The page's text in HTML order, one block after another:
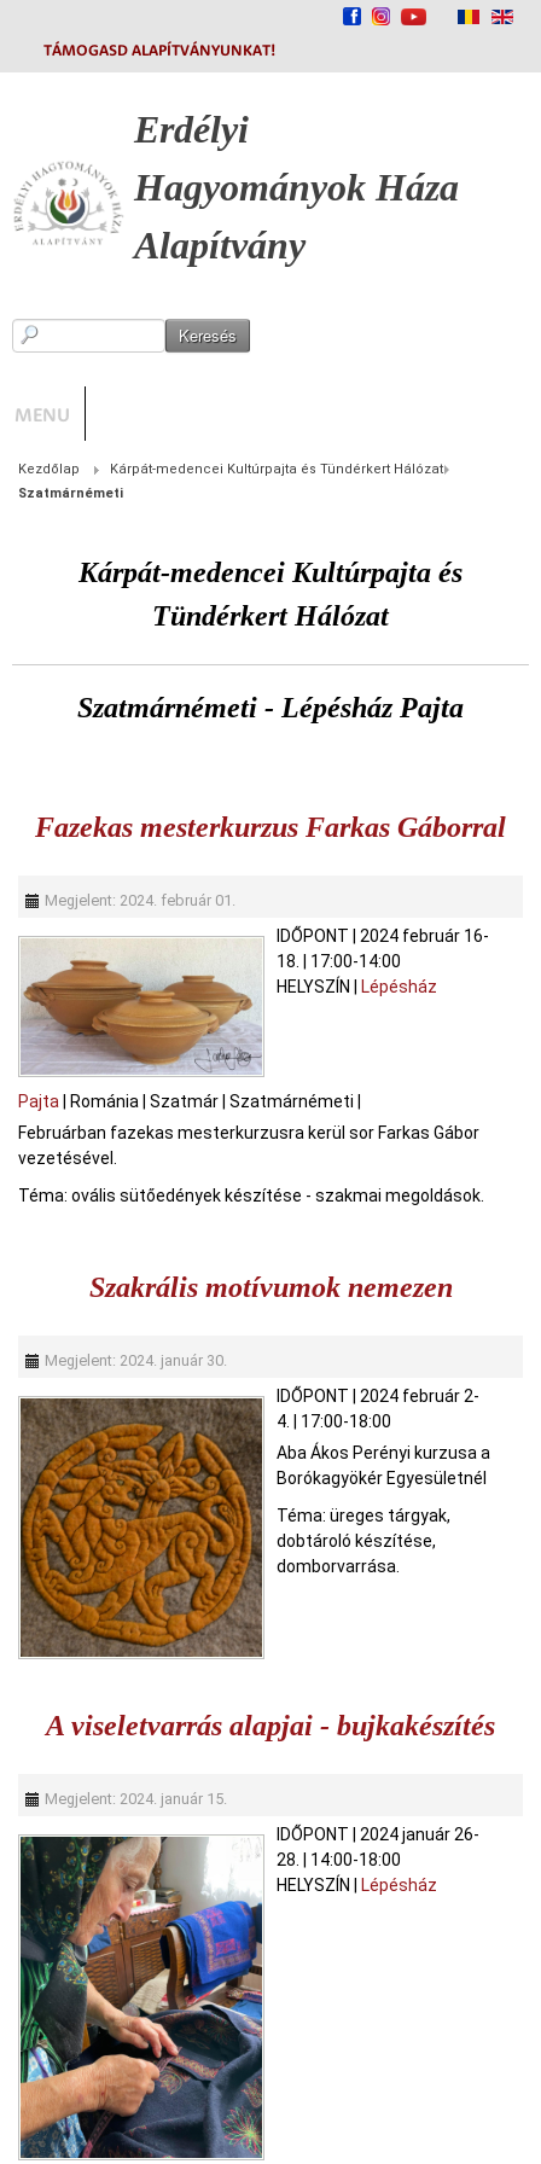
TÁMOGASD ALAPÍTVÁNYUNKAT!
Erdélyi
Hagyományok Háza
Alapítvány
MENU
Kezdőlap
Kárpát-medencei Kultúrpajta és Tündérkert Hálózat
Szatmárnémeti
Kárpát-medencei Kultúrpajta és
Tündérkert Hálózat
Szatmárnémeti - Lépésház Pajta
Fazekas mesterkurzus Farkas Gáborral
Megjelent: 2024. február 01.
IDŐPONT
2024 február 16-
18.
17:00-14:00
HELYSZÍN
Lépésház
Pajta | Románia | Szatmár| Szatmárnémeti |
Februárban fazekas mesterkurzusra kerül sor Farkas Gábor
vezetésével.
Téma: ovális sütőedények készítése - szakmai megoldások.
Szakrális motívumok nemezen
Megjelent: 2024. január 30.
IDŐPONT | 2024 február 2-
4. | 17:00-18:00
Aba Ákos Perényi kurzusa a
Borókagyökér Egyesületnél
Téma: üreges tárgyak,
dobtároló készítése,
domborvarrása.
A viseletvarrás alapjai - bujkakészítés
Megjelent: 2024. január 15.
IDŐPONT
2024 január 26-
28.
14:00-18:00
HELYSZÍN
Lépésház